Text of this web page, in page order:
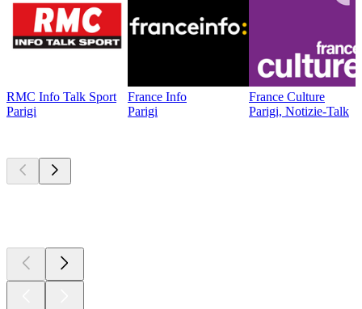
RMC Info Talk Sport
Parigi
France Info
Parigi
France Culture
Parigi, Notizie-Talk